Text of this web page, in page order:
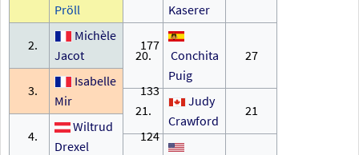
Pröll
2.
Michèle
Jacot
177
3.
Isabelle
Mir
133
4.
Wiltrud
Drexel
124
Kaserer
20.
Conchita
Puig
27
21.
Judy
Crawford
21